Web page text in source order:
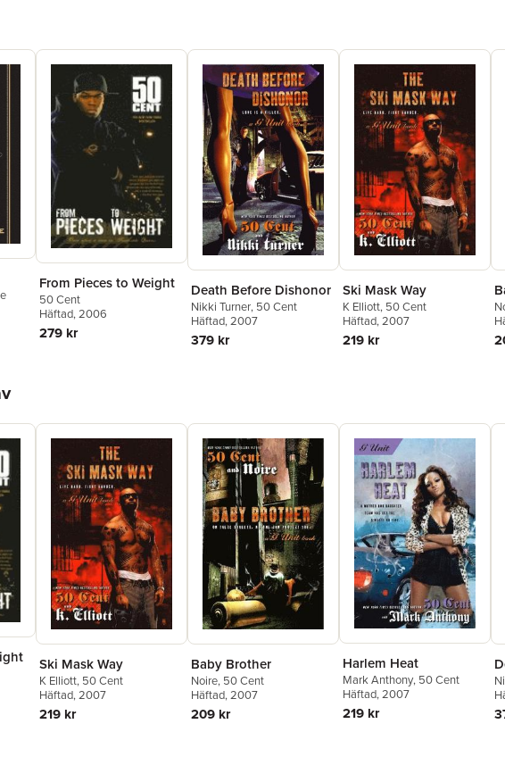
From Pieces to Weight
50 Cent
Häftad, 2006
279 kr
Death Before Dishonor
Nikki Turner, 50 Cent
Häftad, 2007
379 kr
Ski Mask Way
K Elliott, 50 Cent
Häftad, 2007
219 kr
Ski Mask Way
K Elliott, 50 Cent
Häftad, 2007
219 kr
Baby Brother
Noire, 50 Cent
Häftad, 2007
209 kr
Harlem Heat
Mark Anthony, 50 Cent
Häftad, 2007
219 kr